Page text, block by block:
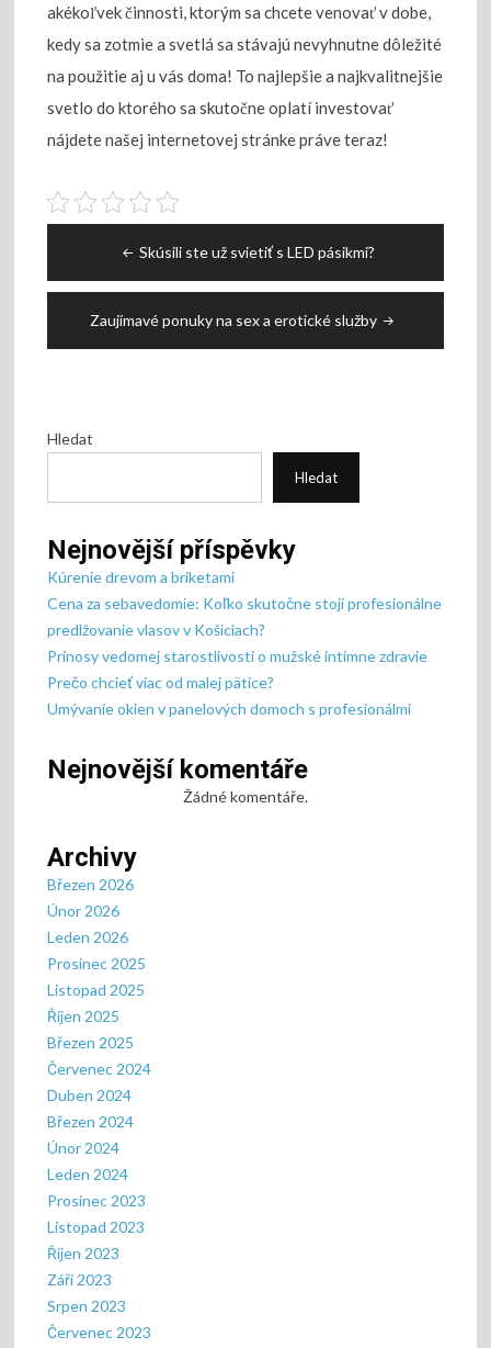
akékoľvek činnosti, ktorým sa chcete venovať v dobe,
kedy sa zotmie a svetlá sa stávajú nevyhnutne dôležité
na použitie aj u vás doma! To najlepšie a najkvalitnejšie
svetlo do ktorého sa skutočne oplatí investovať
nájdete našej internetovej stránke práve teraz!
příspěvek
Skúsili ste už svietiť s LED pásikmi?
Zaujímavé ponuky na sex a erotické služby
Hledat
Hledat
Nejnovější příspěvky
Kúrenie drevom a briketami
Cena za sebavedomie: Koľko skutočne stojí profesionálne
predlžovanie vlasov v Košiciach?
Prínosy vedomej starostlivosti o mužské intímne zdravie
Prečo chcieť viac od malej pätice?
Umývanie okien v panelových domoch s profesionálmi
Nejnovější komentáře
Žádné komentáře.
Archivy
Březen 2026
Únor 2026
Leden 2026
Prosinec 2025
Listopad 2025
Říjen 2025
Březen 2025
Červenec 2024
Duben 2024
Březen 2024
Únor 2024
Leden 2024
Prosinec 2023
Listopad 2023
Říjen 2023
Září 2023
Srpen 2023
Červenec 2023